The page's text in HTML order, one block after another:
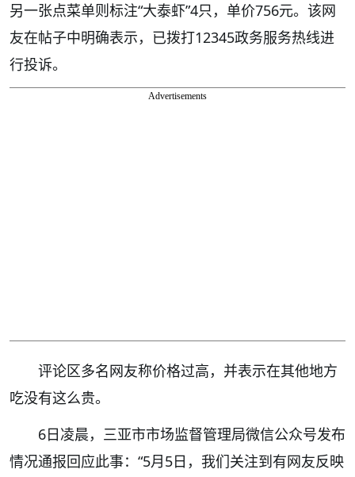
另一张点菜单则标注“大泰虾”4只，单价756元。该网
友在帖子中明确表示，已拨打12345政务服务热线进
行投诉。
Advertisements
评论区多名网友称价格过高，并表示在其他地方
吃没有这么贵。
6日凌晨，三亚市市场监督管理局微信公众号发布
情况通报回应此事：“5月5日，我们关注到有网友反映